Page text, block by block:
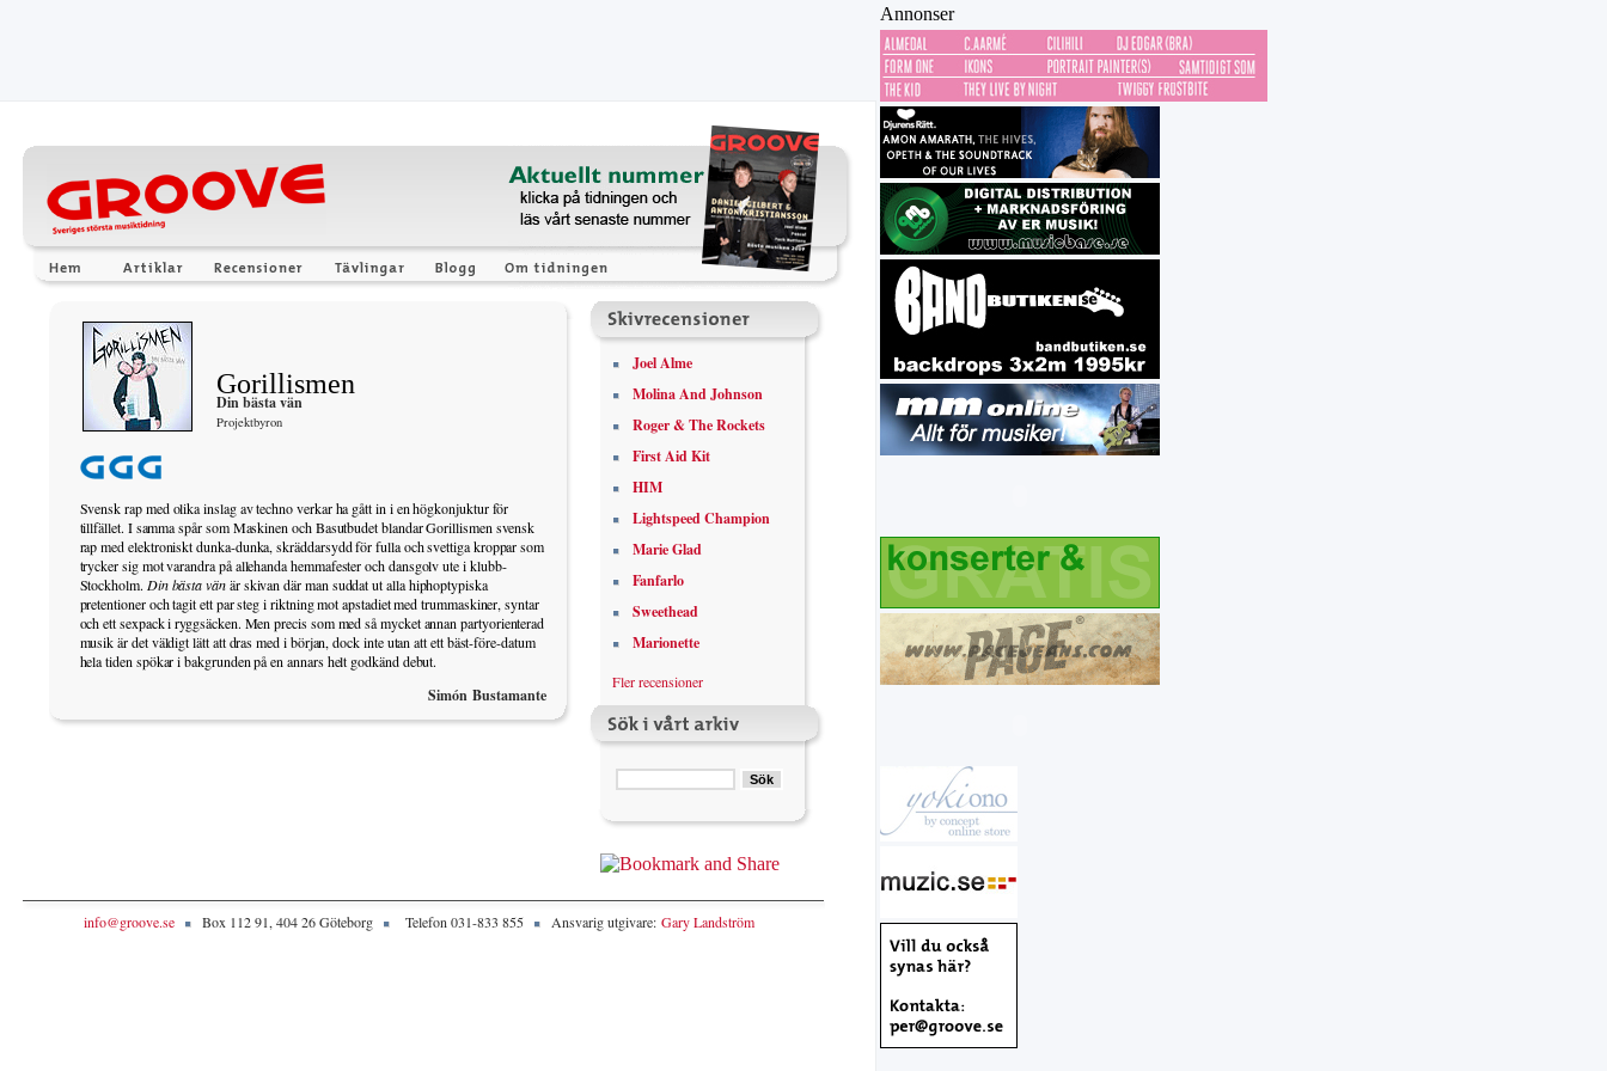
Annonser
Gorillismen
Din bästa vän
Projektbyron
Svensk rap med olika inslag av techno verkar ha gått in i en högkonjuktur för
tillfället. I samma spår som Maskinen och Basutbudet blandar Gorillismen svensk
rap med elektroniskt dunka-dunka, skräddarsydd för fulla och svettiga kroppar som
trycker sig mot varandra på allehanda hemmafester och dansgolv ute i klubb-
Stockholm. Din bästa vänär skivan där man suddat ut alla hiphoptypiska
pretentioner och tagit ett par steg i riktning mot apstadiet med trummaskiner, syntar
och ett sexpack i ryggsäcken. Men precis som med så mycket annan partyorienterad
musik är det väldigt lätt att dras med i början, dock inte utan att ett bäst-före-datum
hela tiden spökar i bakgrunden på en annars helt godkänd debut.
Simón Bustamante
Joel Alme
Molina And Johnson
Roger & The Rockets
First Aid Kit
HIM
Lightspeed Champion
Marie Glad
Fanfarlo
Sweethead
Marionette
Fler recensioner
info@groove.se Box 112 91, 404 26 Göteborg Telefon 031-833 855 Ansvarig utgivare: Gary Landström